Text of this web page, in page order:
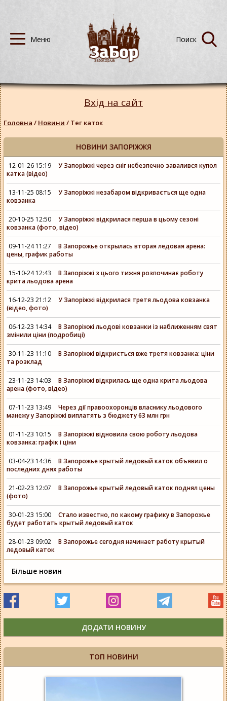
Вхід на сайт
Головна / Новини / Тег каток
НОВИНИ ЗАПОРІЖЖЯ
12-01-26 15:19
У Запоріжжі через сніг небезпечно завалився купол
катка (відео)
13-11-25 08:15
У Запоріжжі незабаром відкривається ще одна
ковзанка
20-10-25 12:50
У Запоріжжі відкрилася перша в цьому сезоні
ковзанка (фото, відео)
09-11-24 11:27
В Запорожье открылась вторая ледовая арена:
цены, график работы
15-10-24 12:43
В Запоріжжі з цього тижня розпочинає роботу
крита льодова арена
16-12-23 21:12
У Запоріжжі відкрилася третя льодова ковзанка
(відео, фото)
06-12-23 14:34
В Запоріжжі льодові ковзанки із наближенням свят
змінили ціни (подробиці)
30-11-23 11:10
В Запоріжжі відкриється вже третя ковзанка: ціни
та розклад
23-11-23 14:03
В Запоріжжі відкрилась ще одна крита льодова
арена (фото, відео)
07-11-23 13:49
Через дії правоохоронців власнику льодового
манежу у Запоріжжі виплатять з бюджету 63 млн грн
01-11-23 10:15
В Запоріжжі відновила свою роботу льодова
ковзанка: графік і ціни
03-04-23 14:36
В Запорожье крытый ледовый каток объявил о
последних днях работы
21-02-23 12:07
В Запорожье крытый ледовый каток поднял цены
(фото)
30-01-23 15:00
Стало известно, по какому графику в Запорожье
будет работать крытый ледовый каток
28-01-23 09:02
В Запорожье сегодня начинает работу крытый
ледовый каток
Більше новин
ДОДАТИ НОВИНУ
ТОП НОВИНИ